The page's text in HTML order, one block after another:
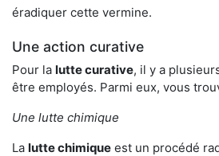
éradiquer cette vermine.
Une action curative
Pour la lutte curative, il y a
être employés. Parmi eux, vous
Une lutte chimique
La lutte chimique est un procédé